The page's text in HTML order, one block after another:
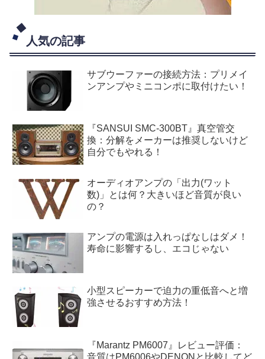
人気の記事
サブウーファーの接続方法：プリメイ
ンアンプやミニコンポに取付けたい！
『SANSUI SMC-300BT』真空管交
換：分解をメーカーは推奨しないけど
自分でもやれる！
オーディオアンプの「出力(ワット
数)」とは何？大きいほど音質が良い
の？
アンプの電源は入れっぱなしはダメ！
寿命に影響するし、エコじゃない
小型スピーカーで迫力の重低音へと増
強させるおすすめ方法！
『Marantz PM6007』レビュー評価：
音質はPM6006やDENONと比較してど